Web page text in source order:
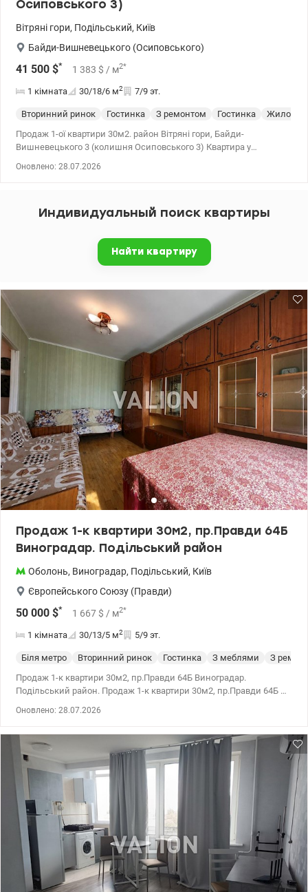
Осиповського 3)
Вітряні гори, Подільський, Київ
Байди-Вишневецького (Осиповського)
41 500 $* 1 383 $ / м2*
1 кімната 30/18/6 м2 7/9 эт.
Вторинний ринок Гостинка З ремонтом Гостинка
Жилое
Продаж 1-ої квартири 30м2. район Вітряні гори, Байди-
Вишневецького 3 (колишня Осиповського 3) Квартира у
Все необхідне для комфортного життя. Ціна 41500 у.е. 0503932257
Оновлено: 28.07.2026
Индивидуальный поиск квартиры
Найти квартиру
Продаж 1-к квартири 30м2, пр.Правди 64Б
Виноградар. Подільський район
Оболонь, Виноградар, Подільський, Київ
Європейського Союзу (Правди)
50 000 $* 1 667 $ / м2*
1 кімната 30/13/5 м2 5/9 эт.
Біля метро Вторинний ринок Гостинка З меблями
З
Продаж 1-к квартири 30м2, пр.Правди 64Б Виноградар.
Подільський район. Продаж 1-к квартири 30м2, пр.Правди 64Б 5
виходить на південну сторону, світла (стан житловий). Меблі та
техніка залишається. Інфраструктура: Поруч ТРЦ Retroville. У
пішій доступності поліклініка, школа, дет.сдік, Сільпо.
Добудовується нова станція метро, ​​відкриття 2027 (4 хвилини
пішки). Локація: Подільський район, Виноградар, Правди 64Б,
ТРЦ Retroville Цiна 50 000 у.o. 0503932257 Марія Valion.ua/1149110
Оновлено: 28.07.2026